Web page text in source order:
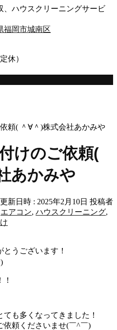
、ハウスクリーニングサービ
休）
頼( ＾∀＾)株式会社あかみや
けのご依頼(
あかみや
新日時 : 2025年2月10日 投稿者
エアコン, ハウスクリーニング,
うございます！
も多くなってきました！
頼くださいませ(￣^￣)ゞ